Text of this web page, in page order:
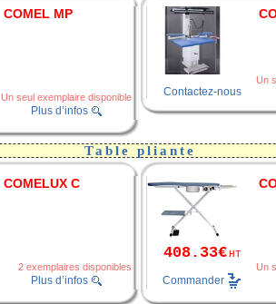
COMEL MP
Un seul exemplaire disponible
Plus d’infos
Un
Contactez-nous
Table pliante
COMELUX C
2 exemplaires disponibles
Plus d’infos
408.33€ HT
Un
Commander